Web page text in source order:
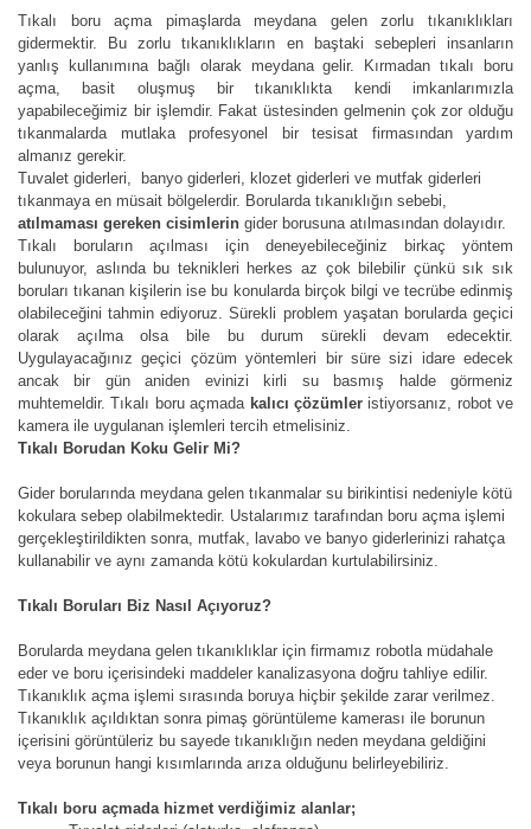
Tıkalı boru açma pimaşlarda meydana gelen zorlu tıkanıklıkları
gidermektir. Bu zorlu tıkanıklıkların en baştaki sebepleri insanların
yanlış kullanımına bağlı olarak meydana gelir. Kırmadan tıkalı boru
açma, basit oluşmuş bir tıkanıklıkta kendi imkanlarımızla
yapabileceğimiz bir işlemdir. Fakat üstesinden gelmenin çok zor olduğu
tıkanmalarda mutlaka profesyonel bir tesisat firmasından yardım
almanız gerekir.
Tuvalet giderleri, banyo giderleri, klozet giderleri ve mutfak giderleri
tıkanmaya en müsait bölgelerdir. Borularda tıkanıklığın sebebi,
atılmaması gereken cisimlerin gider borusuna atılmasından dolayıdır.
Tıkalı boruların açılması için deneyebileceğiniz birkaç yöntem
bulunuyor, aslında bu teknikleri herkes az çok bilebilir çünkü sık sık
boruları tıkanan kişilerin ise bu konularda birçok bilgi ve tecrübe edinmiş
olabileceğini tahmin ediyoruz. Sürekli problem yaşatan borularda geçici
olarak açılma olsa bile bu durum sürekli devam edecektir.
Uygulayacağınız geçici çözüm yöntemleri bir süre sizi idare edecek
ancak bir gün aniden evinizi kirli su basmış halde görmeniz
muhtemeldir. Tıkalı boru açmada kalıcı çözümleristiyorsanız, robot ve
kamera ile uygulanan işlemleri tercih etmelisiniz.
Tıkalı Borudan Koku Gelir Mi?
Gider borularında meydana gelen tıkanmalar su birikintisi nedeniyle kötü
kokulara sebep olabilmektedir. Ustalarımız tarafından boru açma işlemi
gerçekleştirildikten sonra, mutfak, lavabo ve banyo giderlerinizi rahatça
kullanabilir ve aynı zamanda kötü kokulardan kurtulabilirsiniz.
Tıkalı Boruları Biz Nasıl Açıyoruz?
Borularda meydana gelen tıkanıklıklar için firmamız robotla müdahale
eder ve boru içerisindeki maddeler kanalizasyona doğru tahliye edilir.
Tıkanıklık açma işlemi sırasında boruya hiçbir şekilde zarar verilmez.
Tıkanıklık açıldıktan sonra pimaş görüntüleme kamerası ile borunun
içerisini görüntüleriz bu sayede tıkanıklığın neden meydana geldiğini
veya borunun hangi kısımlarında arıza olduğunu belirleyebiliriz.
Tıkalı boru açmada hizmet verdiğimiz alanlar;